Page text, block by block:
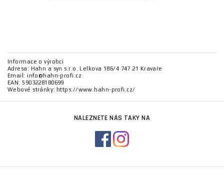
Informace o výrobci
Adresa: Hahn a syn s.r.o. Lelkova 186/4 747 21 Kravaře
Email: info@hahn-profi.cz
EAN: 5903228180699
Webové stránky: https://www.hahn-profi.cz/
NALEZNETE NÁS TAKY NA